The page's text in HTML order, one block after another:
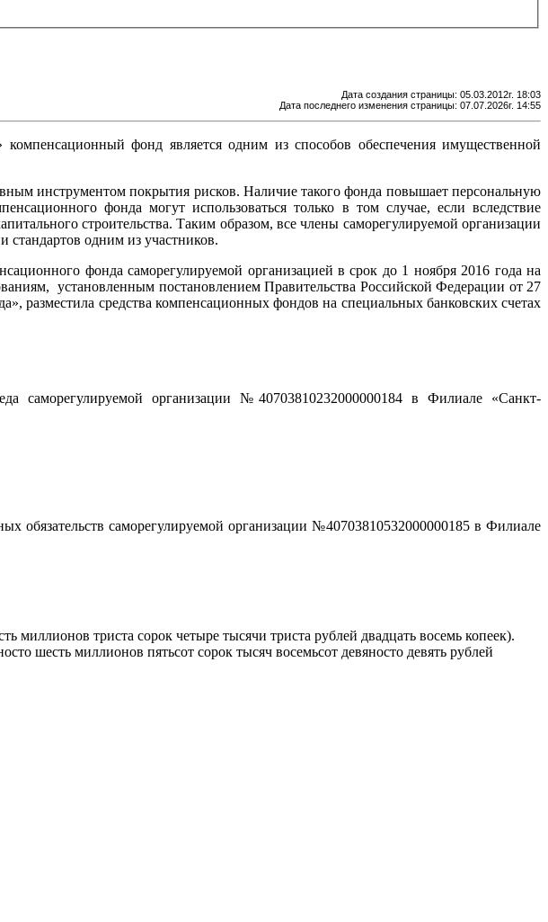
Дата создания страницы: 05.03.2012г. 18:03
Дата последнего изменения страницы: 07.07.2026г. 14:55
фонд является одним из способов обеспечения имущественной
инструментом покрытия рисков. Наличие такого фонда повышает персональную
фонда могут использоваться только в том случае, если вследствие
строительства. Таким образом, все члены саморегулируемой организации
стандартов одним из участников.
фонда саморегулируемой организацией в срок до 1 ноября 2016 года на
установленным постановлением Правительства Российской Федерации от 27
разместила средства компенсационных фондов на специальных банковских счетах
саморегулируемой организации №40703810232000000184 в Филиале «Санкт-
обязательств саморегулируемой организации №40703810532000000185 в Филиале
триста сорок четыре тысячи триста рублей двадцать восемь копеек).
шесть миллионов пятьсот сорок тысяч восемьсот девяносто девять рублей